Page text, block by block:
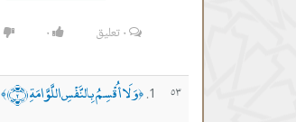
٠تعليق ٠
٥٣ ﴿وَلَا أُقْسِمُ بِالنَّفْسِ اللَّوَّامَةِ ﴿٢﴾ ﴾